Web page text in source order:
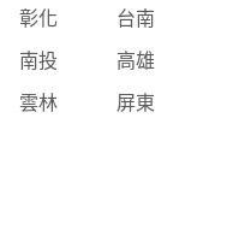
彰化 台南
南投 高雄
雲林 屏東